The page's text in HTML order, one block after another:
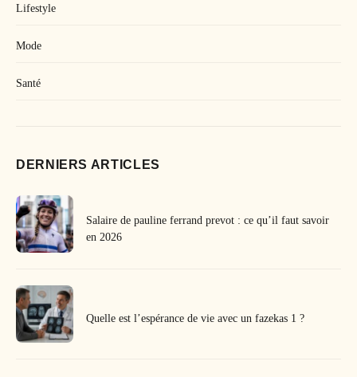
Lifestyle
Mode
Santé
DERNIERS ARTICLES
Salaire de pauline ferrand prevot : ce qu’il faut savoir
en 2026
Quelle est l’espérance de vie avec un fazekas 1 ?